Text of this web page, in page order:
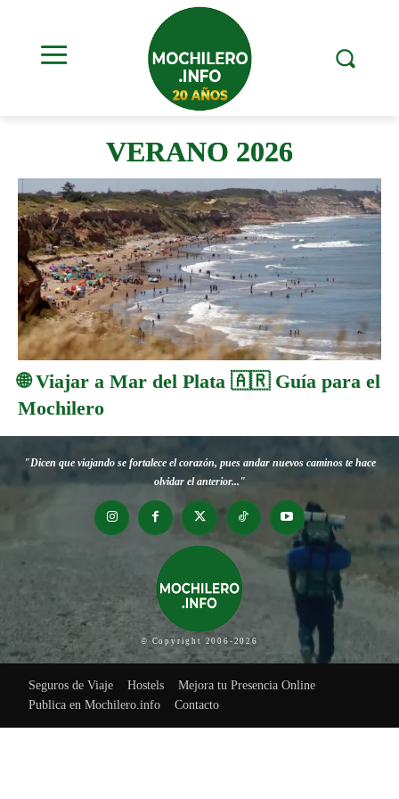
VERANO 2026
🌐 Viajar a Mar del Plata 🇦🇷 Guía para el
Mochilero
"Dicen que viajando se fortalece el corazón, pues andar nuevos caminos te hace
olvidar el anterior..."
© Copyright 2006-2026
Seguros de Viaje Hostels
Mejora tu Presencia Online
Publica en Mochilero.info
Contacto